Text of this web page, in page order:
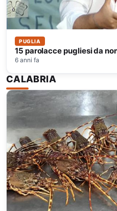
PUGLIA
15 parolacce pugliesi da
6 anni fa
CALABRIA